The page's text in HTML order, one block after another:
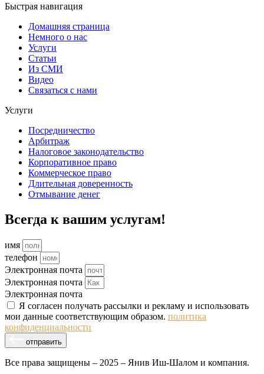
Быстрая навигация
Домашняя страница
Немного о нас
Услуги
Статьи
Из СМИ
Видео
Связаться с нами
Услуги
Посредничество
Арбитраж
Налоговое законодательство
Корпоративное право
Коммерческое право
Длительная доверенность
Отмывание денег
Всегда к вашим услугам!
имя
телефон
Электронная почта
Электронная почта
Электронная почта
Я согласен получать рассылки и рекламу и использовать
мои данные соответствующим образом. политика
конфиденциальности
отправить
Все права защищены – 2025 – Янив Иш-Шалом и компания.